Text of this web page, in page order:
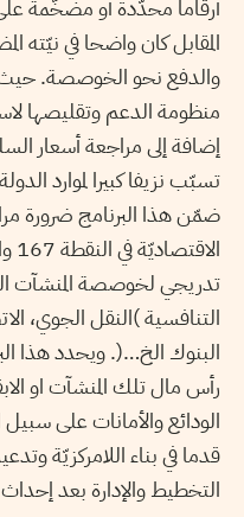
أرقاما محدّدة أو مضخّمة
المقابل كان واضحا في نيّته
والدفع نحو الخوصصة.
منظومة الدعم وتقليصها
إضافة إلى مراجعة أسعار
تسبّب نزيفا كبيرا لموارد
ضمّن هذا البرنامج ضرورة
تدريجي لخوصصة المنشآت
التنافسية )النقل الجوي،
البنوك الخ…(. ويحدد هذا
رأس مال تلك المنشآت او
الودائع والأمانات على سبيل
قدما في بناء اللامركزيّة
التخطيط والإدارة بعد